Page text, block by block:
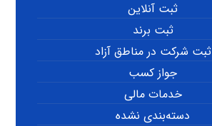
ثبت آنلاین
ثبت برند
ثبت شرکت در مناطق آزاد
جواز کسب
خدمات مالی
دسته‌بندی نشده